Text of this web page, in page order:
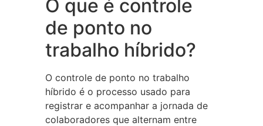
O que é controle
de ponto no
trabalho híbrido?
O controle de ponto no trabalho
híbrido é o processo usado para
registrar e acompanhar a jornada de
colaboradores que alternam entre